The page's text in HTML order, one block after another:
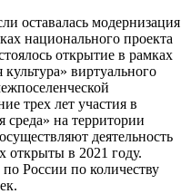
оставалась модернизация
национального проекта
открытие в рамках
виртуального
трех лет участия в
среда» на территории
деятельность
открыты в 2021 году.
России по количеству